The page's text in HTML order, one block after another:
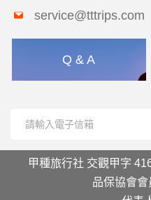
service@tttrips.com
Q & A
甲種旅行社 交觀甲字
品保協會